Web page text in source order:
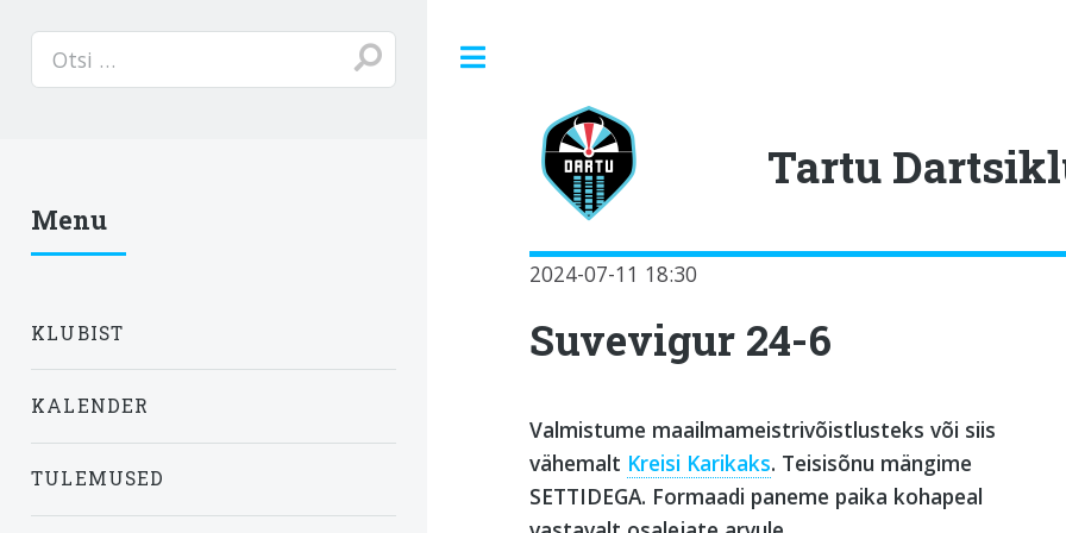
Tartu
2024-07-11 18:30
Suvevigur 24-6
Valmistume maailmameistrivõistlusteks või siis
vähemalt Kreisi Karikaks. Teisisõnu mängime
SETTIDEGA. Formaadi paneme paika kohapeal
Menu
KLUBIST
KALENDER
TULEMUSED